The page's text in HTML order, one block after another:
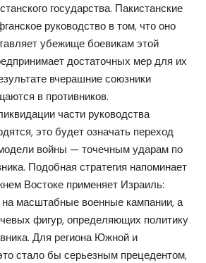
государства. Пакистанские
руководство в том, что оно
убежище боевикам этой
достаточных мер для их
вчерашние союзники
в противников.
части руководства
это будет означать переход
войны — точечным ударам по
Подобная стратегия напоминает
Востоке применяет Израиль:
на масштабные военные кампании, а
фигур, определяющих политику
Для региона Южной и
стало бы серьезным прецедентом,